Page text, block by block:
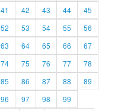
41 42 43 44
45
52 53 54 55
56
63 64 65 66
67
74 75 76 77
78
85 86 87 88
89
96 97 98
99